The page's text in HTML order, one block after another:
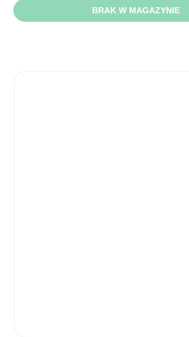
BRAK W MAGAZYNIE